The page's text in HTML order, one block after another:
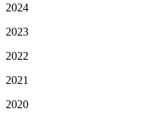
2024
2023
2022
2021
2020